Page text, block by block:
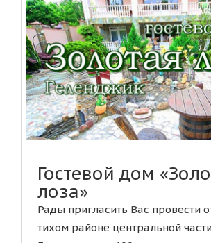
Гостевой дом
лоза»
Рады пригласить Вас провести
тихом районе центральной